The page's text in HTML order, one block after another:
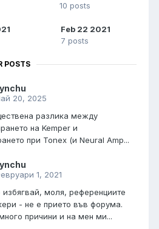
10 posts
Feb 22 2021
7 posts
POSTS
20, 2025
разлика между
на Kemper и
при Tonex (и Neural Amp...
1, 2021
моля, референциите
- не е прието във форума.
причини и на мен ми...